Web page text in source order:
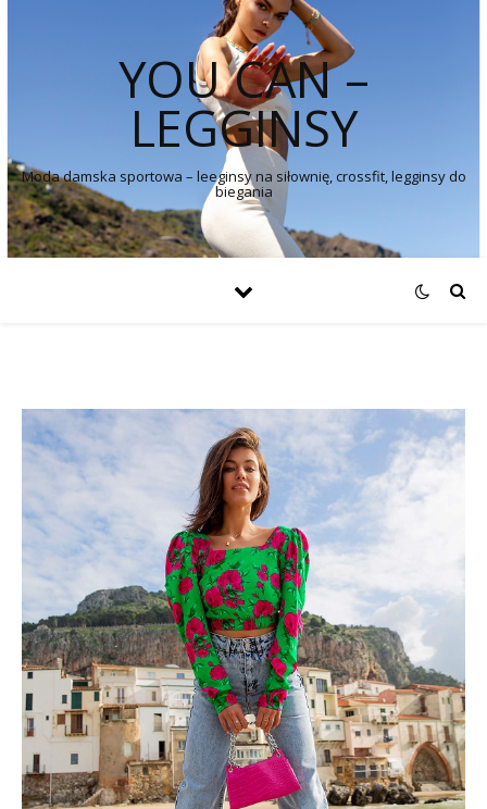
YOU CAN –
LEGGINSY
Moda damska sportowa – leeginsy na siłownię, crossfit, legginsy do
biegania